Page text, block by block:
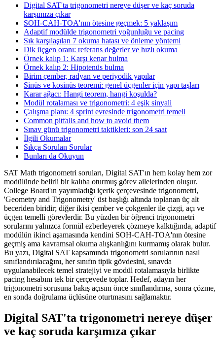
Digital SAT'ta trigonometri nereye düşer ve kaç soruda
karşımıza çıkar
SOH-CAH-TOA'nın ötesine geçmek: 5 yaklaşım
Adaptif modülde trigonometri yoğunluğu ve pacing
Sık karşılaşılan 7 okuma hatası ve önleme yöntemi
Dik üçgen oranı: referans değerler ve hızlı okuma
Örnek kalıp 1: Karşı kenar bulma
Örnek kalıp 2: Hipotenüs bulma
Birim çember, radyan ve periyodik yapılar
Sinüs ve kosinüs teoremi: genel üçgenler için yapı taşları
Karar ağacı: Hangi teorem, hangi koşulda?
Modül rotalaması ve trigonometri: 4 eşik sinyali
Çalışma planı: 4 sprint evresinde trigonometri temeli
Common pitfalls and how to avoid them
Sınav günü trigonometri taktikleri: son 24 saat
İlgili Okumalar
Sıkça Sorulan Sorular
Bunları da Okuyun
SAT Math trigonometri soruları, Digital SAT'ın hem kolay hem zor
modülünde belirli bir kalıba oturmuş görev ailelerinden oluşur.
College Board'ın yayımladığı içerik çerçevesinde trigonometri,
'Geometry and Trigonometry' üst başlığı altında toplanan üç alt
beceriden biridir; diğer ikisi çember ve çokgenler ile çizgi, açı ve
üçgen temelli görevlerdir. Bu yüzden bir öğrenci trigonometri
sorularını yalnızca formül ezberleyerek çözmeye kalktığında, adaptif
modülün ikinci aşamasında kendini SOH-CAH-TOA'nın ötesine
geçmiş ama kavramsal okuma alışkanlığını kurmamış olarak bulur.
Bu yazı, Digital SAT kapsamında trigonometri sorularının nasıl
sınıflandırılacağını, her sınıfın tipik gövdesini, sınavda
uygulanabilecek temel stratejiyi ve modül rotalamasıyla birlikte
pacing hesabını tek bir çerçevede toplar. Hedef, adayın her
trigonometri sorusuna bakış açısını önce sınıflandırma, sonra çözme,
en sonda doğrulama üçlüsüne oturtmasını sağlamaktır.
Digital SAT'ta trigonometri nereye düşer
ve kaç soruda karşımıza çıkar